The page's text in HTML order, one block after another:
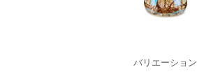
バリエーション